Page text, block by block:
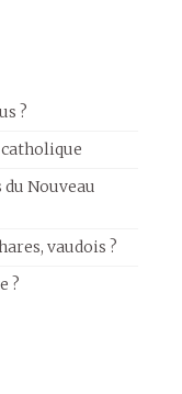
?
catholique
du Nouveau
vaudois ?
?